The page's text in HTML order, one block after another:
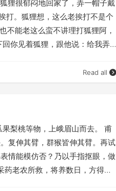
狸很郁闷地回家了，弄一帽子戴
。狐狸想，这么老挨打不是个
能老这么蛮不讲理打狐狸阿，
你见着狐狸，跟他说：给我弄
个胖的，你打他一顿说我要瘦
能说得过去。”狐狸一听，得，
，给我找个女人来。” 狐狸还是
，“让你丫不戴帽子！”
Read all
梨桃等物，上峨眉山而去。 甫
复伸其臂，群猴皆伸其臂。再试
情能模仿否？乃以手指抠眼，做
老农所救，将养数日，方得痊